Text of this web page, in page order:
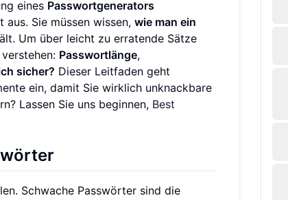
eines Passwortgenerators
Sie müssen wissen, wie man ein
Um über leicht zu erratende Sätze
Passwortlänge,
sicher? Dieser Leitfaden geht
ein, damit Sie wirklich unknackbare
Lassen Sie uns beginnen, Best
Schwache Passwörter sind die